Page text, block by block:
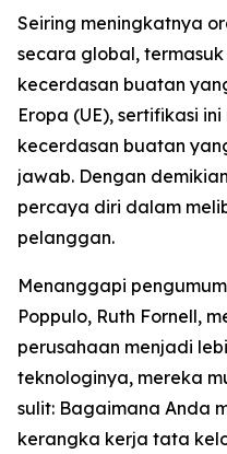
Seiring meningkatnya
secara global,
kecerdasan buatan
Eropa (UE), sertifikasi
kecerdasan buatan
jawab. Dengan
percaya diri dalam
pelanggan.
Menanggapi
Poppulo, Ruth Fornell,
perusahaan menjadi
teknologinya, mereka
sulit: Bagaimana Anda
kerangka kerja tata